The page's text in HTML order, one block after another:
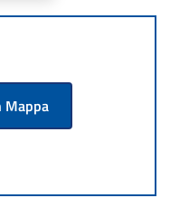
Mappa